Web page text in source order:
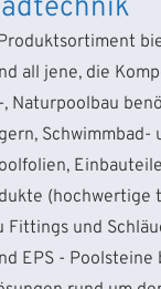
all jene, die
Naturpoolbau
Schwimmbad-
(hochwertige
Fittings und
EPS -